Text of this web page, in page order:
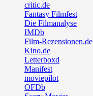
critic.de
Fantasy Filmfest
Die Filmanalyse
IMDb
Film-Rezensionen.de
Kino.de
Letterboxd
Manifest
moviepilot
OFDb